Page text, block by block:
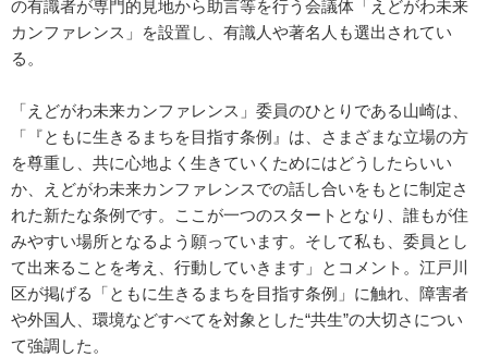
の有識者が専門的見地から助言等を行う会議体「えどがわ未来
カンファレンス」を設置し、有識人や著名人も選出されてい
る。
「えどがわ未来カンファレンス」委員のひとりである山崎は、
「『ともに生きるまちを目指す条例』は、さまざまな立場の方
を尊重し、共に心地よく生きていくためにはどうしたらいい
か、えどがわ未来カンファレンスでの話し合いをもとに制定さ
れた新たな条例です。ここが一つのスタートとなり、誰もが住
みやすい場所となるよう願っています。そして私も、委員とし
て出来ることを考え、行動していきます」とコメント。江戸川
区が掲げる「ともに生きるまちを目指す条例」に触れ、障害者
や外国人、環境などすべてを対象とした“共生”の大切さについ
て強調した。